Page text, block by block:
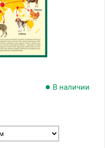
В наличии